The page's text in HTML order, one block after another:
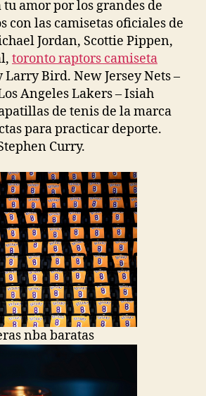
amor por los grandes de
con las camisetas oficiales de
Jordan, Scottie Pippen,
toronto raptors camiseta
Larry Bird. New Jersey Nets –
Angeles Lakers – Isiah
de tenis de la marca
para practicar deporte.
Curry.